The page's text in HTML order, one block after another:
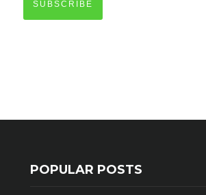
SUBSCRIBE
POPULAR POSTS